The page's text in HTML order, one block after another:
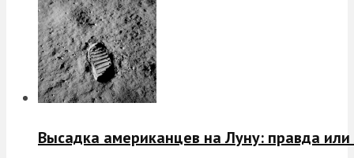
Высадка американцев на Луну: правда